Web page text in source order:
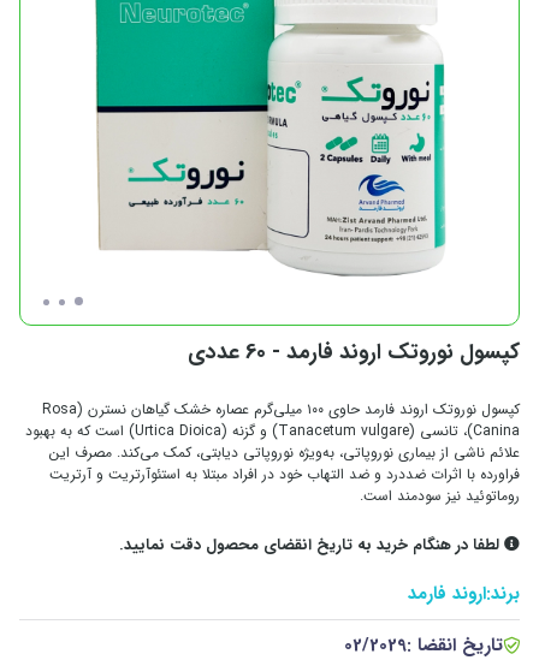
کپسول نوروتک اروند فارمد - 60 عددی
کپسول نوروتک اروند فارمد حاوی ۱۰۰ میلی‌گرم عصاره خشک گیاهان نسترن (Rosa
Canina)، تانسی (Tanacetum vulgare) و گزنه (Urtica Dioica) است که به بهبود
علائم ناشی از بیماری نوروپاتی، به‌ویژه نوروپاتی دیابتی، کمک می‌کند. مصرف این
فراورده با اثرات ضددرد و ضد التهاب خود در افراد مبتلا به استئوآرتریت و آرتریت
روماتوئید نیز سودمند است.
لطفا در هنگام خرید به تاریخ انقضای محصول دقت نمایید.
برند:اروند فارمد
تاریخ انقضا :02/2029